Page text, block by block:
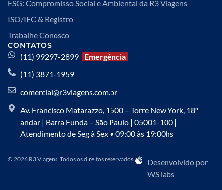
ESG: Compromisso Social e Ambiental da R3 Viagens
ISO/IEC & Registro
Trabalhe Conosco
CONTATOS
(11) 99297-2899
Emergência
(11) 3871-1959
comercial@r3viagens.com.br
Av. Francisco Matarazzo, 1500 – Torre New York, 18º
andar | Barra Funda – São Paulo | 05001-100 |
Atendimento de Seg à Sex • 09:00 às 19:00hs
© 2026 R3 Viagens. Todos os direitos reservados.
Desenvolvido por
WS labs